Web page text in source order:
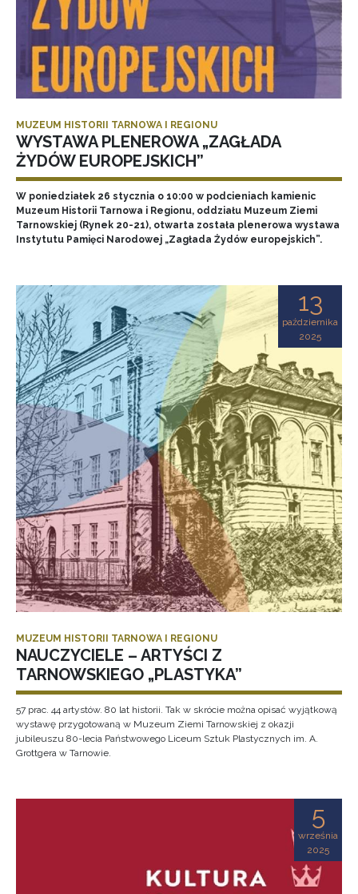
MUZEUM HISTORII TARNOWA I REGIONU
WYSTAWA PLENEROWA „ZAGŁADA
ŻYDÓW EUROPEJSKICH”
W poniedziałek 26 stycznia o 10:00 w podcieniach kamienic
Muzeum Historii Tarnowa i Regionu, oddziału Muzeum Ziemi
Tarnowskiej (Rynek 20-21), otwarta została plenerowa wystawa
Instytutu Pamięci Narodowej „Zagłada Żydów europejskich”.
13
października
2025
MUZEUM HISTORII TARNOWA I REGIONU
NAUCZYCIELE – ARTYŚCI Z
TARNOWSKIEGO „PLASTYKA”
57 prac. 44 artystów. 80 lat historii. Tak w skrócie można opisać wyjątkową
wystawę przygotowaną w Muzeum Ziemi Tarnowskiej z okazji
jubileuszu 80-lecia Państwowego Liceum Sztuk Plastycznych im. A.
Grottgera w Tarnowie.
5
września
2025